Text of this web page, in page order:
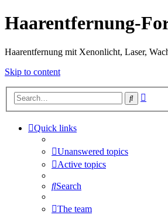
Haarentfernung-
Haarentfernung mit Xenonlicht, Laser,
Skip to content
Search
Quick links
Unanswered topics
Active topics
Search
The team